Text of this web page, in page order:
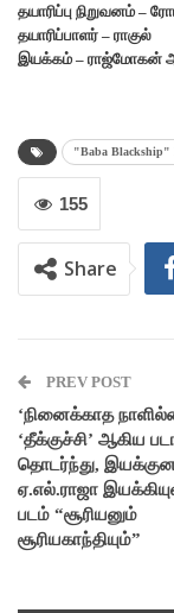
தயாரிப்பு நிறுவனம் –
தயாரிப்பாளர் – ராகுல்
இயக்கம் – ராஜ்மோகன்
"Baba Blackship"
155
Share
PREV POST
‘நினைக்காத
‘தீக்குச்சி’ ஆகிய
தொடர்ந்து,
ஏ.எல்.ராஜா
படம் “சூரியனும்
சூரியகாந்தியும்”